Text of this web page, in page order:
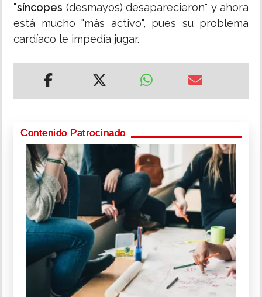
"síncopes (desmayos) desaparecieron" y ahora
está mucho "más activo", pues su problema
cardíaco le impedía jugar.
Contenido Patrocinado